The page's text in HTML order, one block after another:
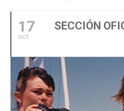
17
OCT
SECCIÓN